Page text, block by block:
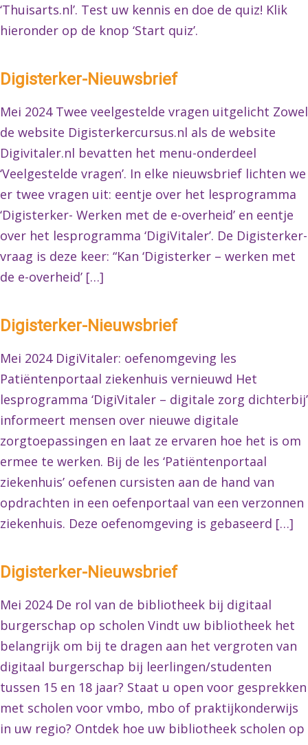
‘Thuisarts.nl’. Test uw kennis en doe de quiz! Klik
hieronder op de knop ‘Start quiz’.
Digisterker-Nieuwsbrief
Mei 2024 Twee veelgestelde vragen uitgelicht Zowel
de website Digisterkercursus.nl als de website
Digivitaler.nl bevatten het menu-onderdeel
‘Veelgestelde vragen’. In elke nieuwsbrief lichten we
er twee vragen uit: eentje over het lesprogramma
‘Digisterker- Werken met de e-overheid’ en eentje
over het lesprogramma ‘DigiVitaler’. De Digisterker-
vraag is deze keer: “Kan ‘Digisterker – werken met
de e-overheid’ […]
Digisterker-Nieuwsbrief
Mei 2024 DigiVitaler: oefenomgeving les
Patiëntenportaal ziekenhuis vernieuwd Het
lesprogramma ‘DigiVitaler – digitale zorg dichterbij’
informeert mensen over nieuwe digitale
zorgtoepassingen en laat ze ervaren hoe het is om
ermee te werken. Bij de les ‘Patiëntenportaal
ziekenhuis’ oefenen cursisten aan de hand van
opdrachten in een oefenportaal van een verzonnen
ziekenhuis. Deze oefenomgeving is gebaseerd […]
Digisterker-Nieuwsbrief
Mei 2024 De rol van de bibliotheek bij digitaal
burgerschap op scholen Vindt uw bibliotheek het
belangrijk om bij te dragen aan het vergroten van
digitaal burgerschap bij leerlingen/studenten
tussen 15 en 18 jaar? Staat u open voor gesprekken
met scholen voor vmbo, mbo of praktijkonderwijs
in uw regio? Ontdek hoe uw bibliotheek scholen op